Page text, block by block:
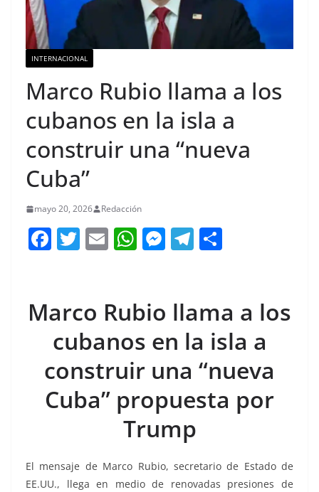
INTERNACIONAL
Marco Rubio llama a los
cubanos en la isla a
construir una “nueva
Cuba”
mayo 20, 2026 Redacción
F
e
b
o
o
k
T
er
E
l
W
s
A
p
p
M
e
n
g
er
T
gr
a
m
p
ar
tir
Marco Rubio llama a los
cubanos en la isla a
construir una “nueva
Cuba” propuesta por
Trump
El mensaje de Marco Rubio, secretario de Estado de
EE.UU., llega en medio de renovadas presiones de